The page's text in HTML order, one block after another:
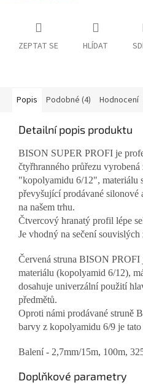
ZEPTAT SE HLÍDAT
Popis Podobné (4) Hodnocení
Detailní popis produktu
BISON SUPER PROFI je
čtyřhranného průřezu
"kopolyamidu 6/12", materiálu
převyšující prodávané silonové
na našem trhu.
Čtvercový hranatý profil lépe
Je vhodný na sečení
Červená struna BISON PROFI
materiálu (kopolyamid 6/12),
dosahuje univerzální použití
předmětů.
Oproti námi prodávané struně
barvy z kopolyamidu 6/9 je
Balení - 2,7mm/15m, 100m,
Doplňkové parametry